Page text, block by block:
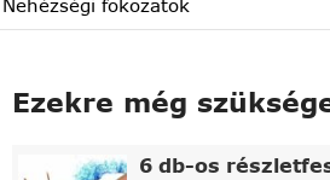
Nehézségi fokozatok
Ezekre még
6 db-os